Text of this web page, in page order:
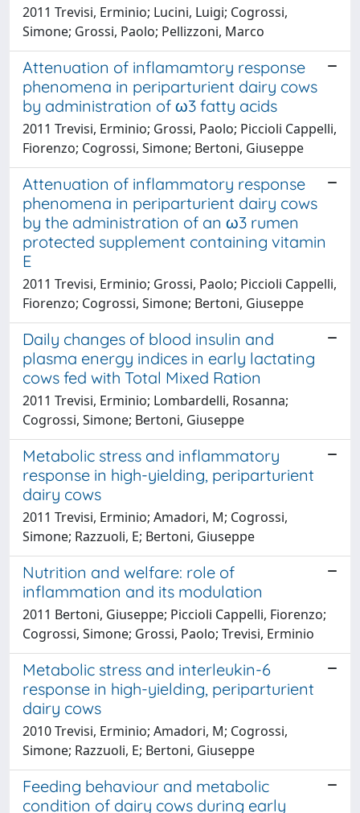
2011 Trevisi, Erminio; Lucini, Luigi; Cogrossi,
Simone; Grossi, Paolo; Pellizzoni, Marco
Attenuation of inflamamtory response
phenomena in periparturient dairy cows
by administration of ω3 fatty acids
2011 Trevisi, Erminio; Grossi, Paolo; Piccioli Cappelli,
Fiorenzo; Cogrossi, Simone; Bertoni, Giuseppe
Attenuation of inflammatory response
phenomena in periparturient dairy cows
by the administration of an ω3 rumen
protected supplement containing vitamin
E
2011 Trevisi, Erminio; Grossi, Paolo; Piccioli Cappelli,
Fiorenzo; Cogrossi, Simone; Bertoni, Giuseppe
Daily changes of blood insulin and
plasma energy indices in early lactating
cows fed with Total Mixed Ration
2011 Trevisi, Erminio; Lombardelli, Rosanna;
Cogrossi, Simone; Bertoni, Giuseppe
Metabolic stress and inflammatory
response in high-yielding, periparturient
dairy cows
2011 Trevisi, Erminio; Amadori, M; Cogrossi,
Simone; Razzuoli, E; Bertoni, Giuseppe
Nutrition and welfare: role of
inflammation and its modulation
2011 Bertoni, Giuseppe; Piccioli Cappelli, Fiorenzo;
Cogrossi, Simone; Grossi, Paolo; Trevisi, Erminio
Metabolic stress and interleukin-6
response in high-yielding, periparturient
dairy cows
2010 Trevisi, Erminio; Amadori, M; Cogrossi,
Simone; Razzuoli, E; Bertoni, Giuseppe
Feeding behaviour and metabolic
condition of dairy cows during early